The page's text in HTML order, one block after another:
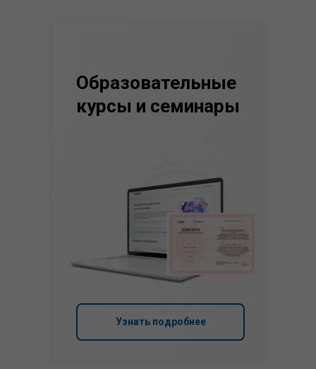
Узнать подробнее
Образовательные
курсы и семинары